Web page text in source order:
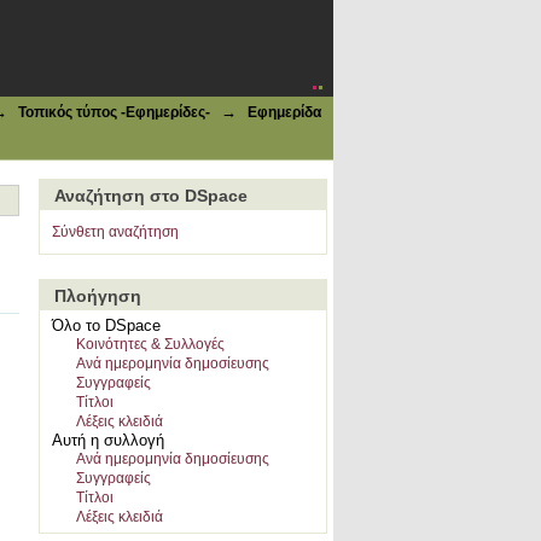
Τοπικός τύπος -Εφημερίδες- →
Εφημερίδα
Αναζήτηση στο DSpace
Σύνθετη αναζήτηση
Πλοήγηση
Όλο το DSpace
Κοινότητες & Συλλογές
Ανά ημερομηνία δημοσίευσης
Συγγραφείς
Τίτλοι
Λέξεις κλειδιά
Αυτή η συλλογή
Ανά ημερομηνία δημοσίευσης
Συγγραφείς
Τίτλοι
Λέξεις κλειδιά